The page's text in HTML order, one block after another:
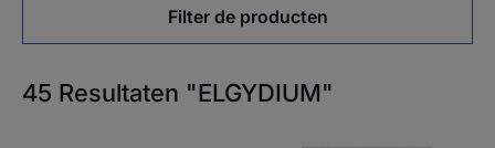
Filter de producten
45 Resultaten "ELGYDIUM"